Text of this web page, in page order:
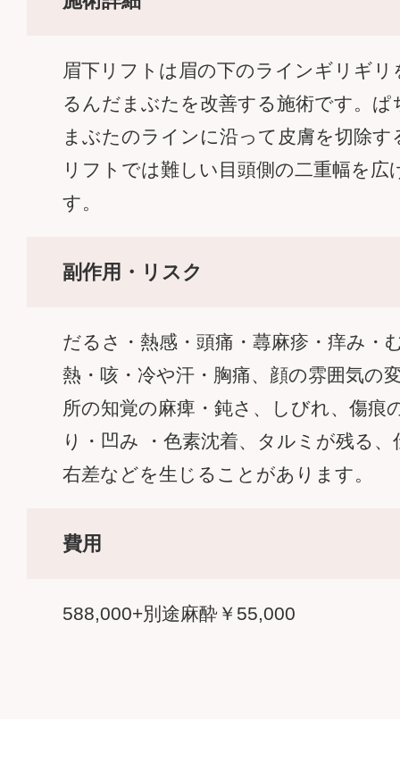
眉下リフトは眉の下のラインギリギリ
るんだまぶたを改善する施術です。ぱ
まぶたのラインに沿って皮膚を切除す
リフトでは難しい目頭側の二重幅を広
す。
副作用・リスク
だるさ・熱感・頭痛・蕁麻疹・痒み・
熱・咳・冷や汗・胸痛、顔の雰囲気の
所の知覚の麻痺・鈍さ、しびれ、傷痕
り・凹み ・色素沈着、タルミが残る
右差などを生じることがあります。
費用
588,000+別途麻酔￥55,000